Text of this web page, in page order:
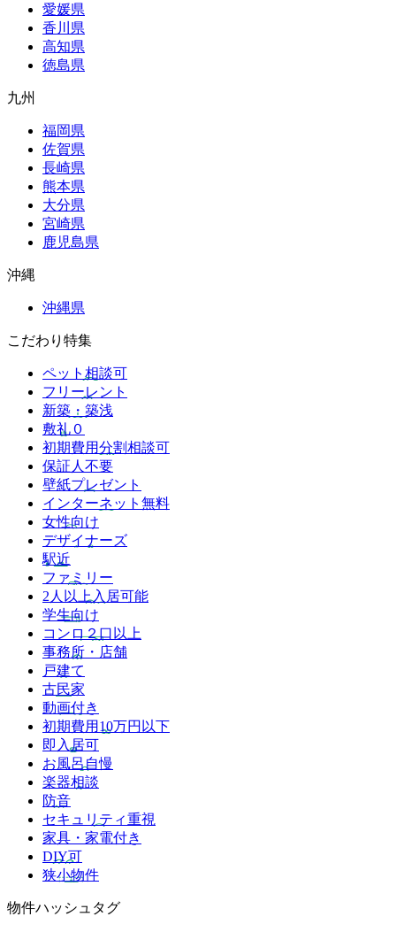
愛媛県
香川県
高知県
徳島県
九州
福岡県
佐賀県
長崎県
熊本県
大分県
宮崎県
鹿児島県
沖縄
沖縄県
こだわり特集
ペット相談可
フリーレント
新築・築浅
敷礼０
初期費用分割相談可
保証人不要
壁紙プレゼント
インターネット無料
女性向け
デザイナーズ
駅近
ファミリー
2人以上入居可能
学生向け
コンロ２口以上
事務所・店舗
戸建て
古民家
動画付き
初期費用10万円以下
即入居可
お風呂自慢
楽器相談
防音
セキュリティ重視
家具・家電付き
DIY可
狭小物件
物件ハッシュタグ